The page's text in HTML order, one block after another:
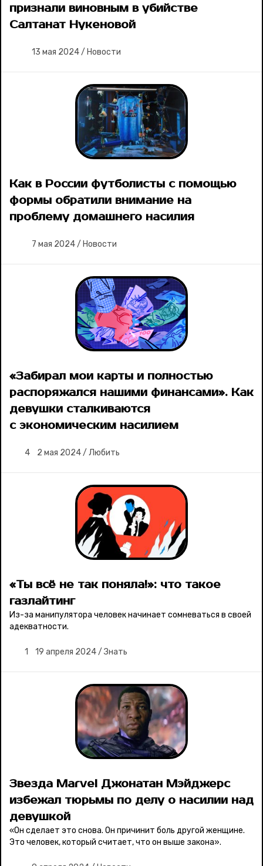
признали виновным в убийстве
Салтанат Нукеновой
13 мая 2024/ Новости
Как в России футболисты с помощью
формы обратили внимание на
проблему домашнего насилия
7 мая 2024/ Новости
«Забирал мои карты и полностью
распоряжался нашими финансами». Как
девушки сталкиваются
с экономическим насилием
4 2 мая 2024/ Любить
«Ты всё не так поняла!»: что такое
газлайтинг
Из-за манипулятора человек начинает сомневаться в своей
адекватности.
1 19 апреля 2024/ Знать
Звезда Marvel Джонатан Мэйджерс
избежал тюрьмы по делу о насилии над
девушкой
«Он сделает это снова. Он причинит боль другой женщине.
Это человек, который считает, что он выше закона».